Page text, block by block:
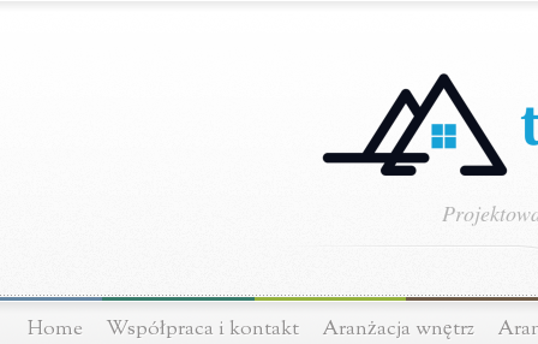
Home Współpraca i kontakt Aranżacja wnętrz